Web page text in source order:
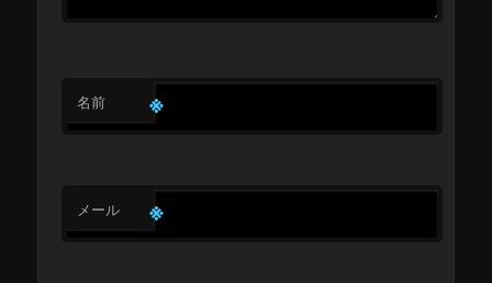
名前 ※
メール ※